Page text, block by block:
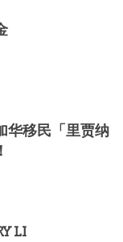
华移民「里贾纳
LI